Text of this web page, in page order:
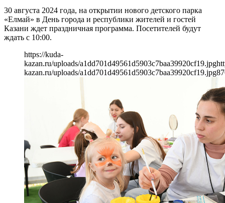
30 августа 2024 года, на открытии нового детского парка
«Елмай» в День города и республики жителей и гостей
Казани ждет праздничная программа. Посетителей будут
ждать с 10:00.
https://kuda-
kazan.ru/uploads/a1dd701d49561d5903c7baa39920cf19.jpg
kazan.ru/uploads/a1dd701d49561d5903c7baa39920cf19.jpg